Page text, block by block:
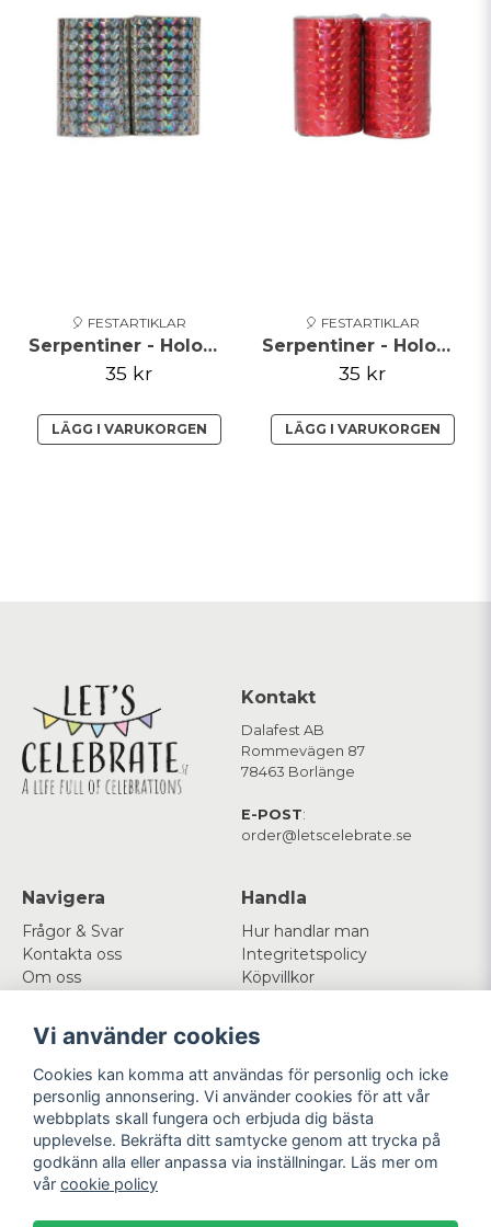
🎈 FESTARTIKLAR
Serpentiner - Holographic - Silver**
35 kr
LÄGG I VARUKORGEN
🎈 FESTARTIKLAR
Serpentiner - Holographic - Röd
35 kr
LÄGG I VARUKORGEN
Kontakt
Dalafest AB
Rommevägen 87
78463 Borlänge
E-POST:
order@letscelebrate.se
Navigera
Frågor & Svar
Kontakta oss
Om oss
Handla
Hur handlar man
Integritetspolicy
Köpvillkor
Mitt konto
Logga in
Registrera dig
Glömt lösenord?
Följ oss
Facebook
Instagram
Betala enkelt Vi levererar med
Vi använder cookies
Cookies kan komma att användas för personlig och icke
personlig annonsering. Vi använder cookies för att vår
webbplats skall fungera och erbjuda dig bästa
upplevelse. Bekräfta ditt samtycke genom att trycka på
godkänn alla eller anpassa via inställningar. Läs mer om
vår cookie policy